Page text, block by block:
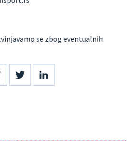
se zbog eventualnih